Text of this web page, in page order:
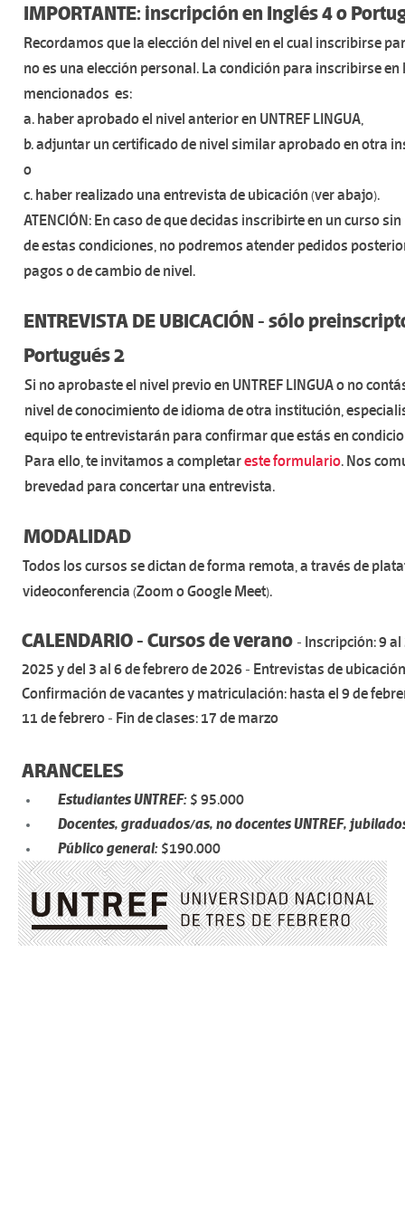
IMPORTANTE: inscripción en Inglés 4 o
Recordamos que la elección del nivel en el cual inscribirse
no es una elección personal. La condición para inscribirse en
mencionados es:
a. haber aprobado el nivel anterior en UNTREF LINGUA,
b. adjuntar un certificado de nivel similar aprobado en otra
o
c. haber realizado una entrevista de ubicación (ver abajo).
ATENCIÓN: En caso de que decidas inscribirte en un curso
de estas condiciones, no podremos atender pedidos
pagos o de cambio de nivel.
ENTREVISTA DE UBICACIÓN - sólo
Portugués 2
Si no aprobaste el nivel previo en UNTREF LINGUA o no
nivel de conocimiento de idioma de otra institución,
equipo te entrevistarán para confirmar que estás en
Para ello, te invitamos a completareste formulario. Nos
brevedad para concertar una entrevista.
MODALIDAD
Todos los cursos se dictan de forma remota, a través de
videoconferencia (Zoom o Google Meet).
CALENDARIO - Cursos de verano - Inscripción: 9
2025 y del 3 al 6 de febrero de 2026 - Entrevistas de
Confirmación de vacantes y matriculación: hasta el 9 de
11 de febrero - Fin de clases: 17 de marzo
ARANCELES
Estudiantes UNTREF: $ 95.000
Docentes, graduados/as, no docentes UNTREF,
Público general: $190.000